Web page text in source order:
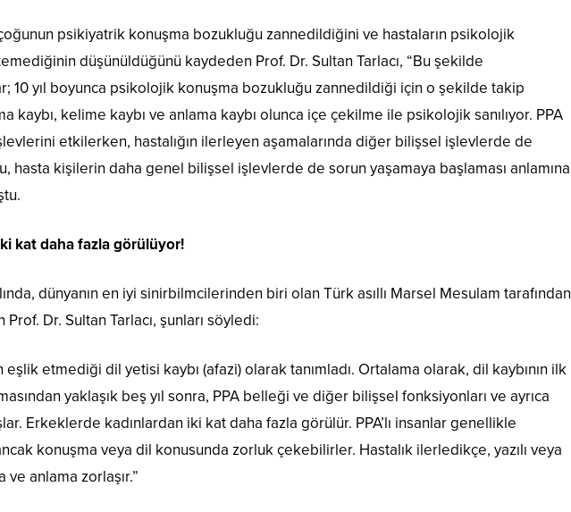
psikiyatrik konuşma bozukluğu zannedildiğini ve hastaların psikolojik
düşünüldüğünü kaydeden Prof. Dr. Sultan Tarlacı, “Bu şekilde
10 yıl boyunca psikolojik konuşma bozukluğu zannedildiği için o şekilde takip
kaybı, kelime kaybı ve anlama kaybı olunca içe çekilme ile psikolojik sanılıyor. PPA
etkilerken, hastalığın ilerleyen aşamalarında diğer bilişsel işlevlerde de
hasta kişilerin daha genel bilişsel işlevlerde de sorun yaşamaya başlaması anlamına
kat daha fazla görülüyor!
dünyanın en iyi sinirbilmcilerinden biri olan Türk asıllı Marsel Mesulam tarafından
Prof. Dr. Sultan Tarlacı, şunları söyledi:
eşlik etmediği dil yetisi kaybı (afazi) olarak tanımladı. Ortalama olarak, dil kaybının ilk
yaklaşık beş yıl sonra, PPA belleği ve diğer bilişsel fonksiyonları ve ayrıca
Erkeklerde kadınlardan iki kat daha fazla görülür. PPA’lı insanlar genellikle
konuşma veya dil konusunda zorluk çekebilirler. Hastalık ilerledikçe, yazılı veya
anlama zorlaşır.”